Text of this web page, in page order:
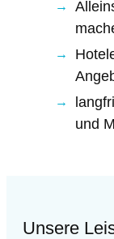
und
Unsere